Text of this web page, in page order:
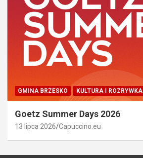
GMINA BRZESKO KULTURA I ROZRYWKA
Goetz Summer Days 2026
13 lipca 2026 Capuccino.eu